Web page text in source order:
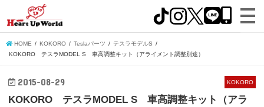
HOME KOKORO Teslaパーツ
テスラモデルS
KOKORO テスラMODEL S 車高調整キット（アライメント調整別途）
KOKORO
2015-08-29
KOKORO テスラMODEL S 車高調整キット（アラ